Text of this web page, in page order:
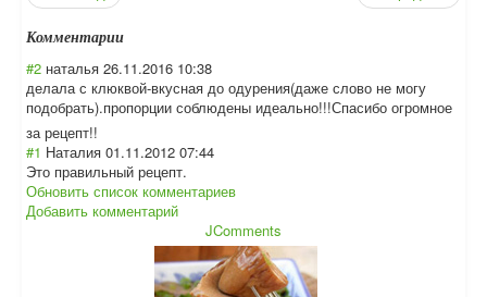
Комментарии
#2 наталья 26.11.2016 10:38
делала с клюквой-вкусная до одурения(даже слово не могу
подобрать).пропорции соблюдены идеально!!!Спасибо огромное
за рецепт!!
#1 Наталия 01.11.2012 07:44
Это правильный рецепт.
Обновить список комментариев
Добавить комментарий
JComments